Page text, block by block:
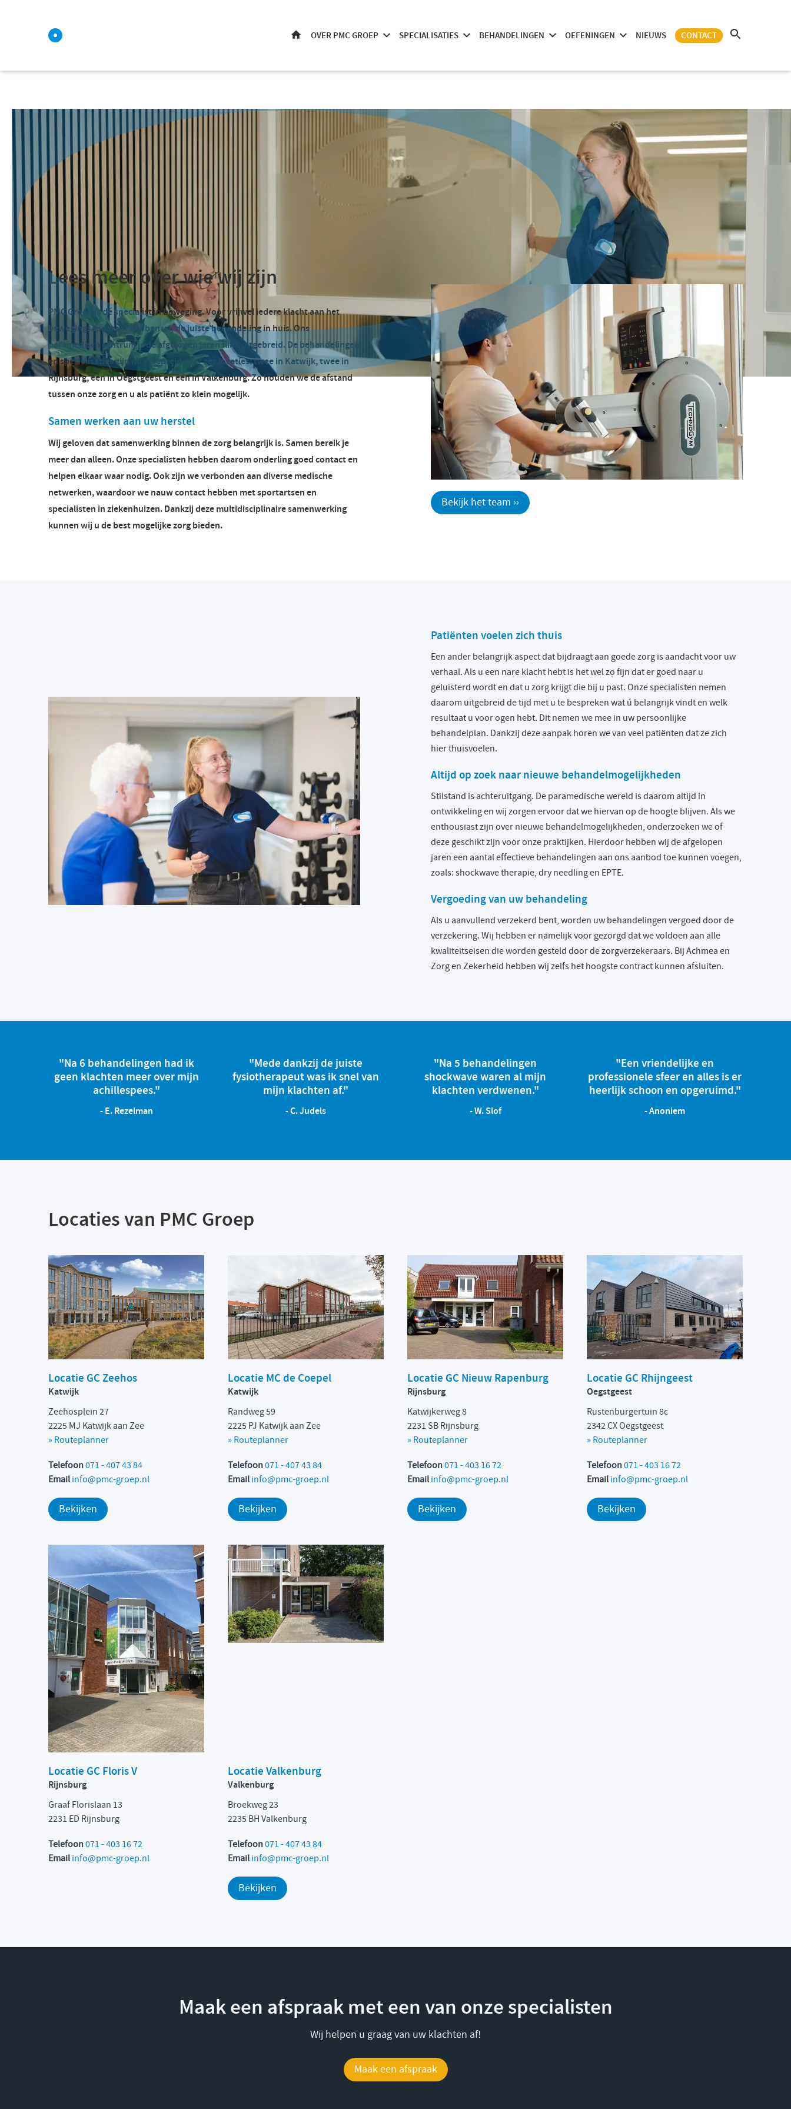
HOME
OVER PMC GROEP SPECIALISATIES BEHANDELINGEN OEFENINGEN NIEUWS CONTACT
Lees meer over wie wij zijn
PMC Groep is dé specialist in beweging. Voor vrijwel iedere klacht aan het
bewegingsapparaat hebben wij de juiste behandeling in huis. Ons
paramedisch centrum is de afgelopen jaren flink uitgebreid. De behandelingen
en specialisaties zijn nu verspreid over zes locaties: twee in Katwijk, twee in
Rijnsburg, één in Oegstgeest en één in Valkenburg. Zo houden we de afstand
tussen onze zorg en u als patiënt zo klein mogelijk.
Samen werken aan uw herstel
Wij geloven dat samenwerking binnen de zorg belangrijk is. Samen bereik je
meer dan alleen. Onze specialisten hebben daarom onderling goed contact en
helpen elkaar waar nodig. Ook zijn we verbonden aan diverse medische
netwerken, waardoor we nauw contact hebben met sportartsen en
specialisten in ziekenhuizen. Dankzij deze multidisciplinaire samenwerking
kunnen wij u de best mogelijke zorg bieden.
Bekijk het team ››
Patiënten voelen zich thuis
Een ander belangrijk aspect dat bijdraagt aan goede zorg is aandacht voor uw
verhaal. Als u een nare klacht hebt is het wel zo fijn dat er goed naar u
geluisterd wordt en dat u zorg krijgt die bij u past. Onze specialisten nemen
daarom uitgebreid de tijd met u te bespreken wat ú belangrijk vindt en welk
resultaat u voor ogen hebt. Dit nemen we mee in uw persoonlijke
behandelplan. Dankzij deze aanpak horen we van veel patiënten dat ze zich
hier thuisvoelen.
Altijd op zoek naar nieuwe behandelmogelijkheden
Stilstand is achteruitgang. De paramedische wereld is daarom altijd in
ontwikkeling en wij zorgen ervoor dat we hiervan op de hoogte blijven. Als we
enthousiast zijn over nieuwe behandelmogelijkheden, onderzoeken we of
deze geschikt zijn voor onze praktijken. Hierdoor hebben wij de afgelopen
jaren een aantal effectieve behandelingen aan ons aanbod toe kunnen voegen,
zoals: shockwave therapie, dry needling en EPTE.
Vergoeding van uw behandeling
Als u aanvullend verzekerd bent, worden uw behandelingen vergoed door de
verzekering. Wij hebben er namelijk voor gezorgd dat we voldoen aan alle
kwaliteitseisen die worden gesteld door de zorgverzekeraars. Bij Achmea en
Zorg en Zekerheid hebben wij zelfs het hoogste contract kunnen afsluiten.
"Na 6 behandelingen had ik
geen klachten meer over mijn
achillespees."
- E. Rezelman
"Mede dankzij de juiste
fysiotherapeut was ik snel van
mijn klachten af."
- C. Judels
"Na 5 behandelingen
shockwave waren al mijn
klachten verdwenen."
- W. Slof
"Een vriendelijke en
professionele sfeer en alles is er
heerlijk schoon en opgeruimd."
- Anoniem
Locaties van PMC Groep
Locatie GC Zeehos
Katwijk
Zeehosplein 27
2225 MJ Katwijk aan Zee
» Routeplanner
Telefoon071 - 407 43 84
Email info@pmc-groep.nl
Bekijken
Locatie MC de Coepel
Katwijk
Randweg 59
2225 PJ Katwijk aan Zee
» Routeplanner
Telefoon071 - 407 43 84
Email info@pmc-groep.nl
Bekijken
Locatie GC Nieuw Rapenburg
Rijnsburg
Katwijkerweg 8
2231 SB Rijnsburg
» Routeplanner
Telefoon071 - 403 16 72
Email info@pmc-groep.nl
Bekijken
Locatie GC Rhijngeest
Oegstgeest
Rustenburgertuin 8c
2342 CX Oegstgeest
» Routeplanner
Telefoon071 - 403 16 72
Email info@pmc-groep.nl
Bekijken
Locatie GC Floris V
Rijnsburg
Graaf Florislaan 13
2231 ED Rijnsburg
Telefoon071 - 403 16 72
Email info@pmc-groep.nl
Locatie Valkenburg
Valkenburg
Broekweg 23
2235 BH Valkenburg
Telefoon071 - 407 43 84
Email info@pmc-groep.nl
Bekijken
Maak een afspraak met een van onze specialisten
Wij helpen u graag van uw klachten af!
Maak een afspraak